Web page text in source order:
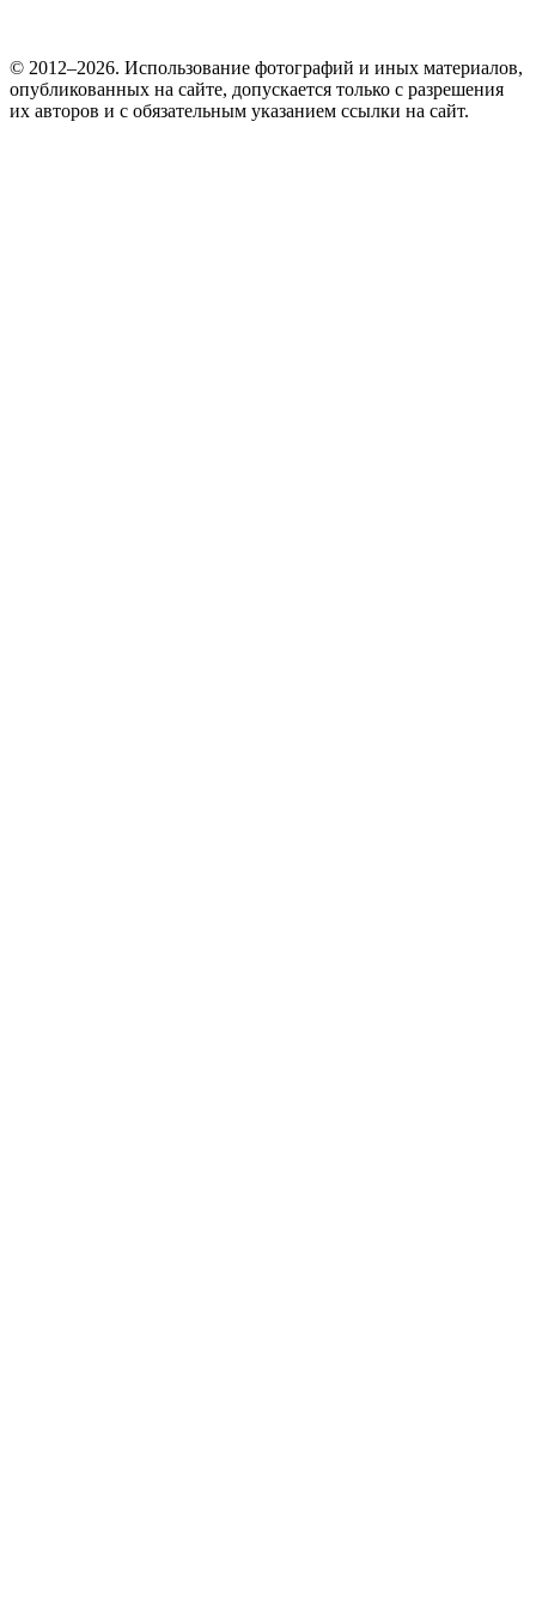
© 2012–2026. Использование фотографий и иных материалов,
опубликованных на сайте, допускается только с разрешения
их авторов и c обязательным указанием ссылки на сайт.